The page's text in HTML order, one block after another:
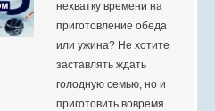
нехватку времени на
приготовление обеда
или ужина? Не хотите
заставлять ждать
голодную семью, но и
приготовить вовремя